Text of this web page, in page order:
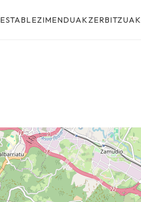
ESTABLEZIMENDUAKZERBITZUAK